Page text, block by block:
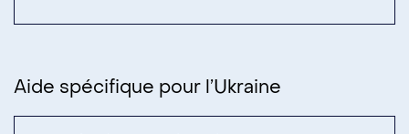
Aide spécifique pour l’Ukraine